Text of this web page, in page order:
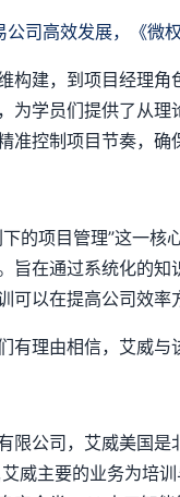
构建，到项目经理
为学员们提供了从
准控制项目节奏，确
的项目管理”这一
旨在通过系统化的
可以在提高公司效率
有理由相信，艾威
限公司，艾威美国
威主要的业务为培